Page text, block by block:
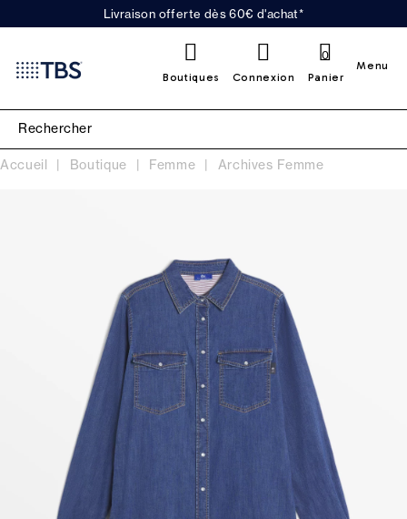
Livraison offerte dès 60€ d'achat*
Boutiques Connexion Panier
0
Menu
Accueil Boutique Femme Archives Femme